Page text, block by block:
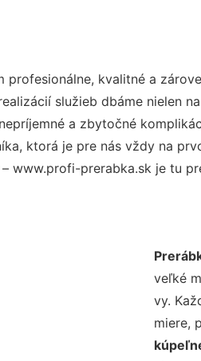
profesionálne, kvalitné a
služieb dbáme nielen
a zbytočné
ktorá je pre nás vždy na
– www.profi-prerabka.sk je tu
veľké
vy.
miere,